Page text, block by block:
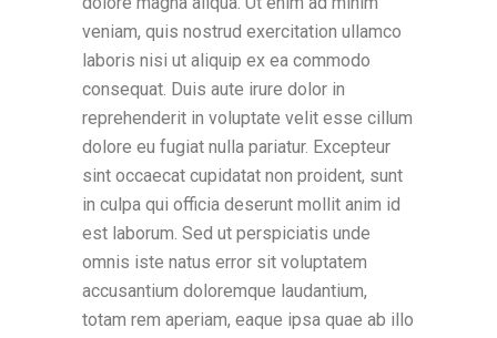
veniam, quis nostrud exercitation ullamco
laboris nisi ut aliquip ex ea commodo
consequat. Duis aute irure dolor in
reprehenderit in voluptate velit esse cillum
dolore eu fugiat nulla pariatur. Excepteur
sint occaecat cupidatat non proident, sunt
in culpa qui officia deserunt mollit anim id
est laborum. Sed ut perspiciatis unde
omnis iste natus error sit voluptatem
accusantium doloremque laudantium,
totam rem aperiam, eaque ipsa quae ab illo